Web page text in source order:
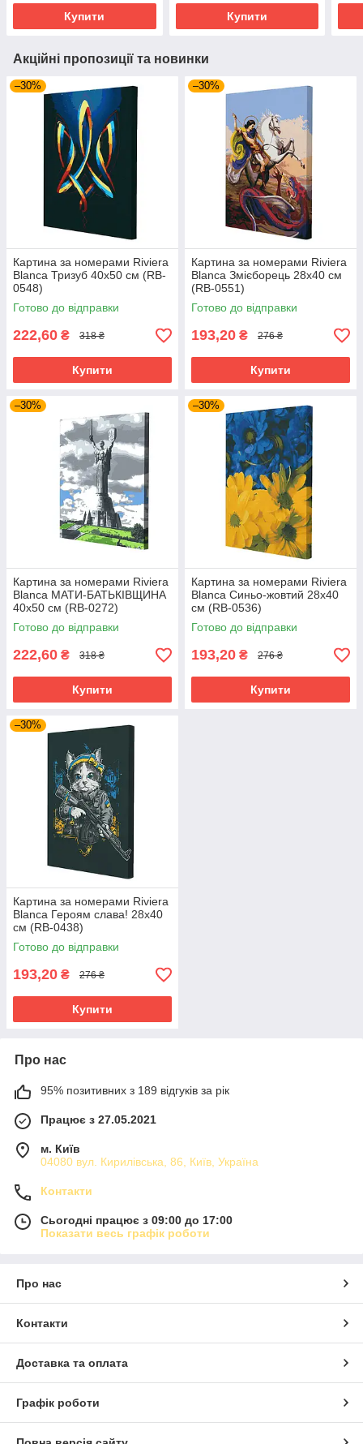
Купити Купити
Акційні пропозиції та новинки
–30%
Картина за номерами Riviera
Blanca Тризуб 40x50 см (RB-
0548)
Готово до відправки
222,60 ₴ 318 ₴
Купити
–30%
Картина за номерами Riviera
Blanca Змієборець 28x40 см
(RB-0551)
Готово до відправки
193,20 ₴ 276 ₴
Купити
–30%
Картина за номерами Riviera
Blanca МАТИ-БАТЬКІВЩИНА
40x50 см (RB-0272)
Готово до відправки
222,60 ₴ 318 ₴
Купити
–30%
Картина за номерами Riviera
Blanca Синьо-жовтий 28x40
см (RB-0536)
Готово до відправки
193,20 ₴ 276 ₴
Купити
–30%
Картина за номерами Riviera
Blanca Героям слава! 28x40
см (RB-0438)
Готово до відправки
193,20 ₴ 276 ₴
Купити
Про нас
95% позитивних з 189 відгуків за рік
Працює з 27.05.2021
м. Київ
04080 вул. Кирилівська, 86, Київ, Україна
Контакти
Сьогодні працює з 09:00 до 17:00
Показати весь графік роботи
Про нас
Контакти
Доставка та оплата
Графік роботи